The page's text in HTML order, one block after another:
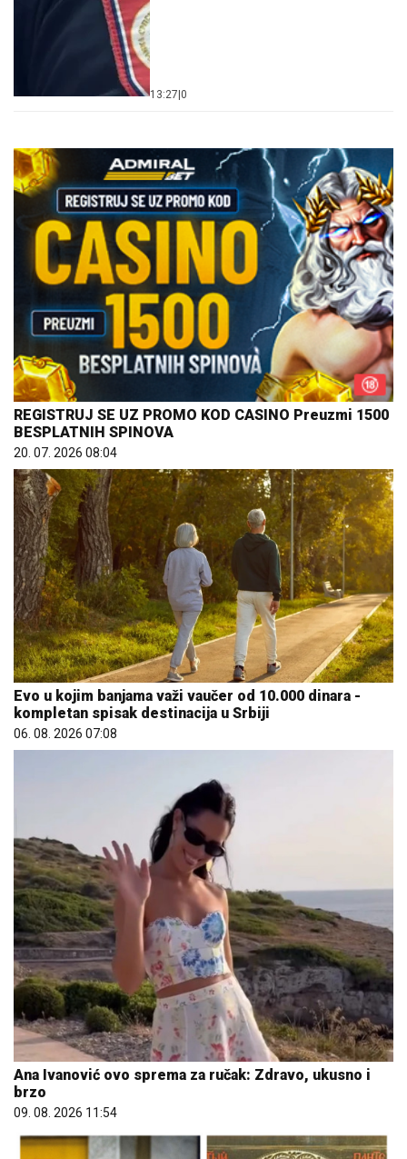
13:27 0
REGISTRUJ SE UZ PROMO KOD CASINO Preuzmi 1500
BESPLATNIH SPINOVA
20. 07. 2026 08:04
Evo u kojim banjama važi vaučer od 10.000 dinara -
kompletan spisak destinacija u Srbiji
06. 08. 2026 07:08
Ana Ivanović ovo sprema za ručak: Zdravo, ukusno i
brzo
09. 08. 2026 11:54